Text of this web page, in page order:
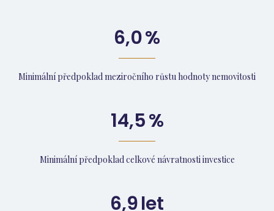
6,0%
Minimální předpoklad meziročního růstu hodnoty nemovitosti
14,5%
Minimální předpoklad celkové návratnosti investice
6,9let